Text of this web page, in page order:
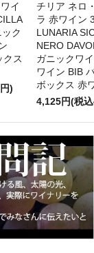
イ
ク
クス
)
チリア ネロ
ラ 赤ワイ
LUNARIA
NERO
ガニックワ
ワイン BIB
ボックス 赤
4,125円(税